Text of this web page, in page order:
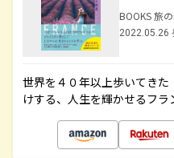
BOOKS 旅
2022.05.26
世界を４０年以上歩いてき
けする、人生を輝かせるフ